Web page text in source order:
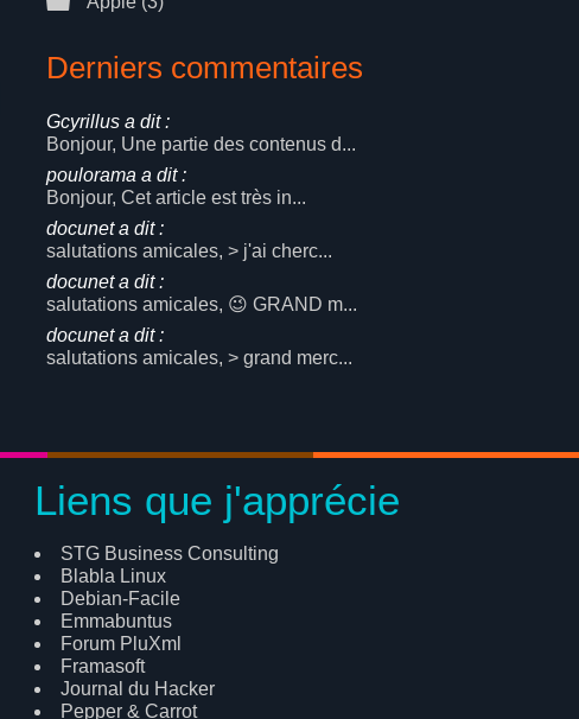
Derniers commentaires
Gcyrillus a dit :
Bonjour, Une partie des contenus d...
poulorama a dit :
Bonjour, Cet article est très in...
docunet a dit :
salutations amicales, > j'ai cherc...
docunet a dit :
salutations amicales, 😉 GRAND m...
docunet a dit :
salutations amicales, > grand merc...
Liens que j'apprécie
STG Business Consulting
Blabla Linux
Debian-Facile
Emmabuntus
Forum PluXml
Framasoft
Journal du Hacker
Pepper & Carrot